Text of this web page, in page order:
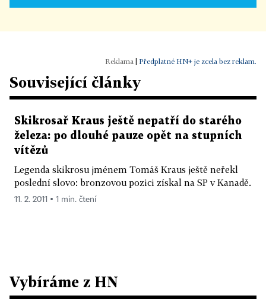
Předplatné HN+ je zcela bez reklam.
Související články
Skikrosař Kraus ještě nepatří do starého
železa: po dlouhé pauze opět na stupních
vítězů
Legenda skikrosu jménem Tomáš Kraus ještě neřekl
poslední slovo: bronzovou pozici získal na SP v Kanadě.
11. 2. 2011 ▪ 1 min. čtení
Vybíráme z HN